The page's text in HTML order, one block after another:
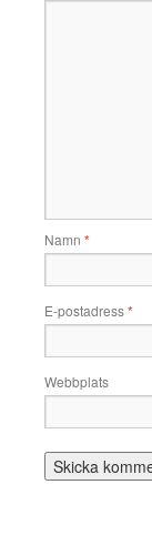
Namn *
E-postadress*
Webbplats